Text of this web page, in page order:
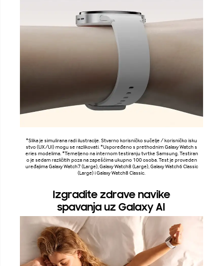
*Slika je simulirana radi ilustracije. Stvarno korisničko sučelje / korisničko isku
stvo (UX/UI) mogu se razlikovati. *Uspoređeno s prethodnim Galaxy Watch s
eries modelima. *Temeljeno na internom testiranju tvrtke Samsung. Testiran
o je sedam različitih poza na zapešćima ukupno 100 osoba. Test je proveden
uređajima Galaxy Watch7 (Large), Galaxy Watch8 (Large), Galaxy Watch6 Classic
(Large) i Galaxy Watch8 Classic.
Izgradite zdrave navike
spavanja uz Galaxy AI